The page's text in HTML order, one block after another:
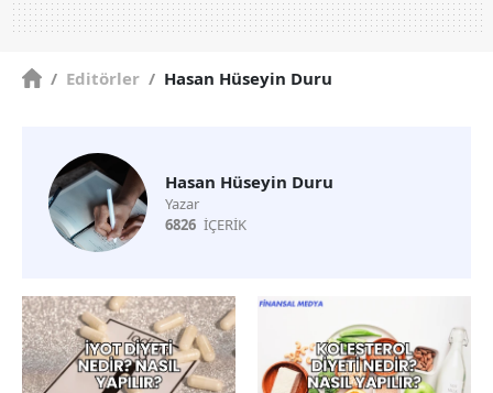
/ Editörler / Hasan Hüseyin Duru
Hasan Hüseyin Duru
Yazar
6826 İÇERİK